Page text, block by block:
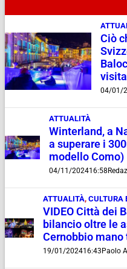
Ciò
04/01/
ATTUALITÀ
Winterland, a
a superare i
modello Como)
04/11/202416:58
ATTUALITÀ, CULTURA
VIDEO Città dei
bilancio oltre le
Cernobbio mano
19/01/202416:43Paolo